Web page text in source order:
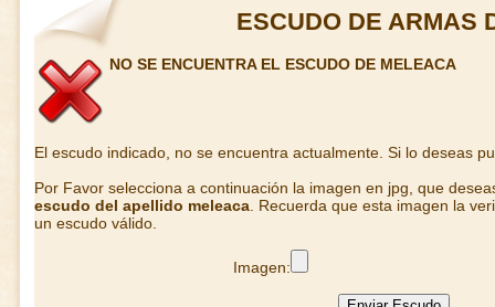
ESCUDO DE ARMAS
NO SE ENCUENTRA EL ESCUDO DE MELEACA
El escudo indicado, no se encuentra actualmente. Si lo deseas
Por Favor selecciona a continuación la imagen en jpg, que
escudo del apellido meleaca . Recuerda que esta imagen la
un escudo válido.
Imagen: